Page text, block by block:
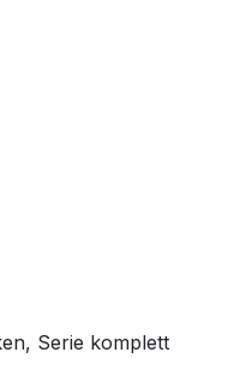
Serie komplett